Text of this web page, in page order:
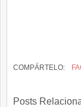
COMPÁRTELO:
Posts